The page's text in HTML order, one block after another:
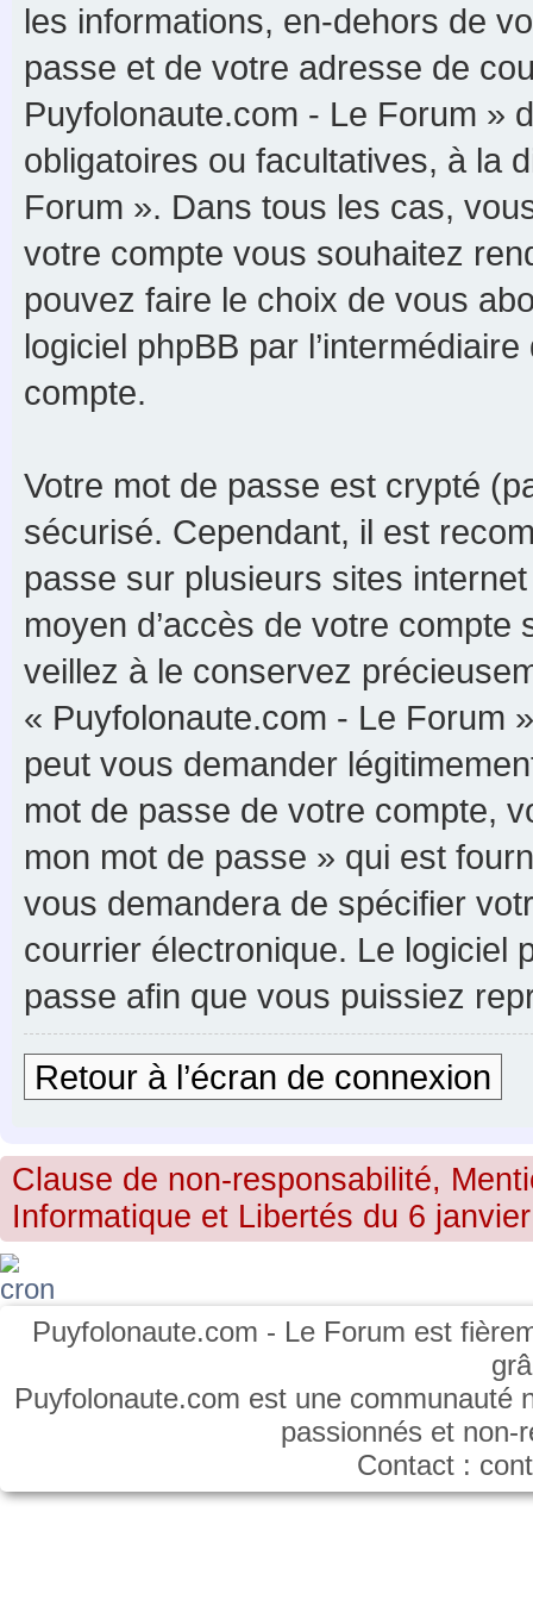
les informations, en-dehors de
passe et de votre adresse de
Puyfolonaute.com - Le Forum »
obligatoires ou facultatives, à la
Forum ». Dans tous les cas,
votre compte vous souhaitez
pouvez faire le choix de vous
logiciel phpBB par
compte.
Votre mot de passe est crypté
sécurisé. Cependant, il est
passe sur plusieurs sites
moyen d’accès de votre
veillez à le conservez
« Puyfolonaute.com - Le Forum
peut vous demander
mot de passe de votre compte,
mon mot de passe » qui est
vous demandera de spécifier
courrier électronique. Le logiciel
passe afin que vous puissiez
Retour à l’écran de connexion
Clause de non-responsabilité,
Informatique et Libertés du 6
Puyfolonaute.com - Le Forum est
Puyfolonaute.com est une communauté
passionnés et
Contact :